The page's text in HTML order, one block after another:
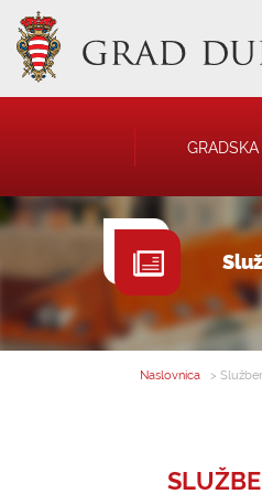
GRADSKO
UPRAVNA
SAVJET
Naslovnica >